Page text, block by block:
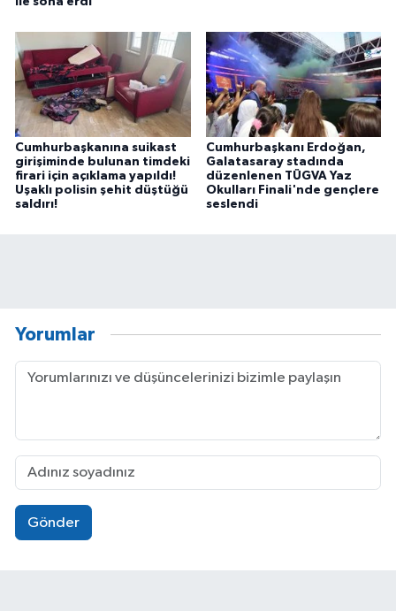
Cumhurbaşkanına suikast
girişiminde bulunan timdeki
firari için açıklama yapıldı!
Uşaklı polisin şehit düştüğü
saldırı!
Cumhurbaşkanı Erdoğan,
Galatasaray stadında
düzenlenen TÜGVA Yaz
Okulları Finali'nde gençlere
seslendi
Yorumlar
Gönder